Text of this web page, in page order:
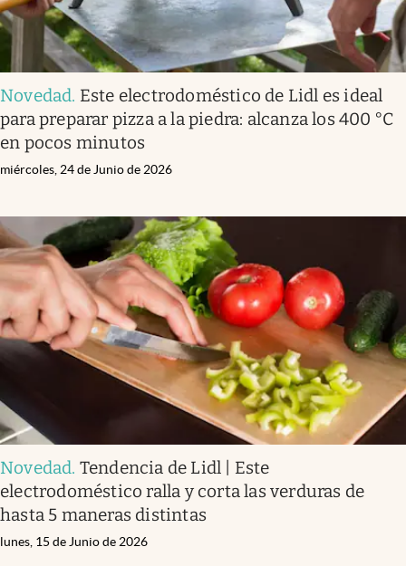
Novedad. Este electrodoméstico de Lidl es ideal
para preparar pizza a la piedra: alcanza los 400 °C
en pocos minutos
miércoles, 24 de Junio de 2026
Novedad. Tendencia de Lidl | Este
electrodoméstico ralla y corta las verduras de
hasta 5 maneras distintas
lunes, 15 de Junio de 2026